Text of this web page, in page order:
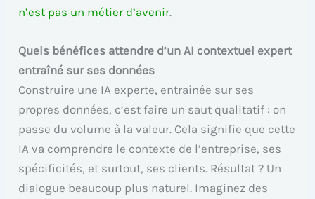
n’est pas un métier d’avenir.
Quels bénéfices attendre d’un AI contextuel expert
entraîné sur ses données
Construire une IA experte, entrainée sur ses
propres données, c’est faire un saut qualitatif : on
passe du volume à la valeur. Cela signifie que cette
IA va comprendre le contexte de l’entreprise, ses
spécificités, et surtout, ses clients. Résultat ? Un
dialogue beaucoup plus naturel. Imaginez des